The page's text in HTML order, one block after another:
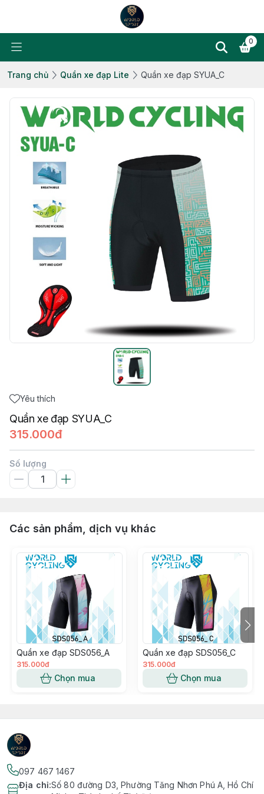
0
Trang chủ Quần xe đạp Lite Quần xe đạp SYUA_C
Yêu thích
Quần xe đạp SYUA_C
315.000đ
Số lượng
Các sản phẩm, dịch vụ khác
Quần xe đạp SDS056_A
315.000đ
Chọn mua
Quần xe đạp SDS056_C
315.000đ
Chọn mua
097 467 1467
Địa chỉ:Số 80 đường D3, Phường Tăng Nhơn Phú A, Hồ Chí